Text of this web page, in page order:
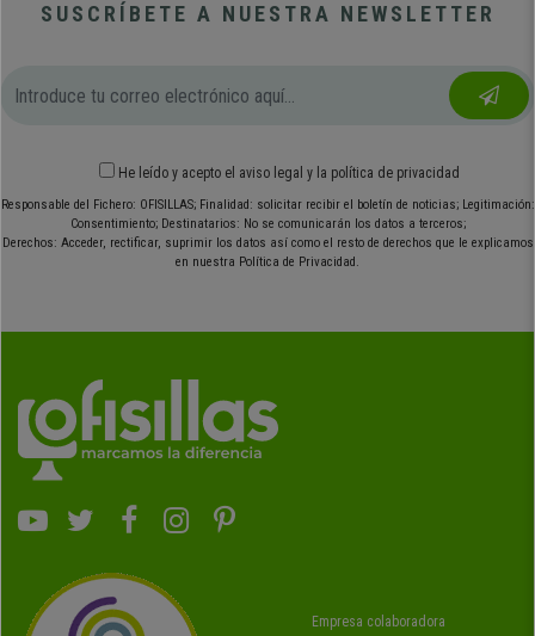
SUSCRÍBETE A NUESTRA NEWSLETTER
He leído y acepto el aviso legal y la política de privacidad
Responsable del Fichero: OFISILLAS; Finalidad: solicitar recibir el boletín de noticias; Legitimación:
Consentimiento; Destinatarios: No se comunicarán los datos a terceros;
Derechos: Acceder, rectificar, suprimir los datos así como el resto de derechos que le explicamos
en nuestra Política de Privacidad.
Empresa colaboradora